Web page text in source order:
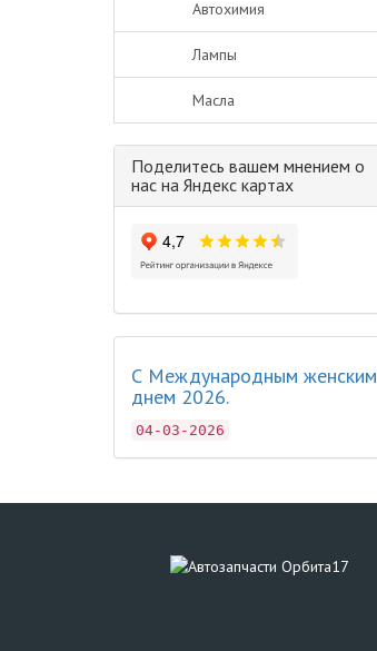
Автохимия
Лампы
Масла
Поделитесь вашем мнением о
нас на Яндекс картах
С Международным женским
днем 2026.
04-03-2026